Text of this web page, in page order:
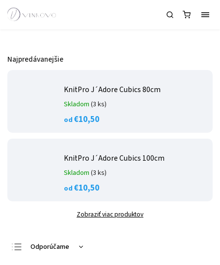
Najpredávanejšie
KnitPro J´Adore Cubics 80cm
Skladom (3 ks)
od €10,50
KnitPro J´Adore Cubics 100cm
Skladom (3 ks)
od €10,50
Zobraziť viac produktov
Odporúčame